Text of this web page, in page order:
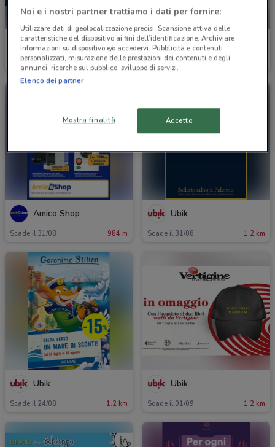
LaFeltrinelli
Scade il 31/08 864 m
Gamelife
Scade il 12/11
Amico Shop
Scade il 31/08 984 m
Ubik
Scade il 31/08 1.2 km
Ubik
Scade il 24/08 1.2 km
Ubik
Scade il 01/09 1.2 km
Noi e i nostri partner trattiamo i dati per fornire:
Utilizzare dati di geolocalizzazione precisi. Scansione attiva delle
caratteristiche del dispositivo ai fini dell’identificazione. Archiviare
informazioni su dispositivo e/o accedervi. Pubblicità e contenuti
personalizzati, misurazione delle prestazioni dei contenuti e degli
annunci, ricerche sul pubblico, sviluppo di servizi.
Elenco dei partner
Mostra finalità Accetto